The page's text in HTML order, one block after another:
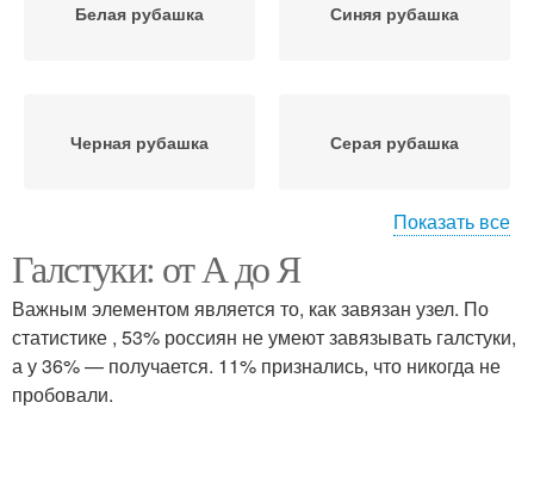
Белая рубашка Синяя рубашка
Черная рубашка Серая рубашка
Фиолетовая рубашка
Показать все
Галстуки: от А до Я
Важным элементом является то, как завязан узел. По
статистике , 53% россиян не умеют завязывать галстуки,
а у 36% — получается. 11% признались, что никогда не
пробовали.